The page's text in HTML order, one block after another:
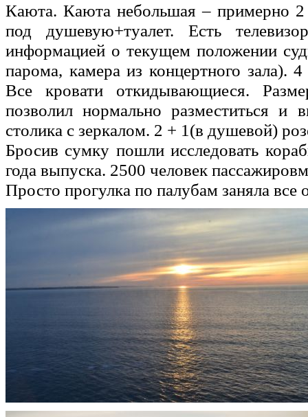
Каюта. Каюта небольшая – примерно
под душевую+туалет. Есть
информацией о текущем положении
парома, камера из концертного зала).
Все кровати откидывающиеся.
позволил нормально разместиться и
столика с зеркалом. 2 + 1(в душевой)
Бросив сумку пошли исследовать
года выпуска. 2500 человек
Просто прогулка по палубам заняла